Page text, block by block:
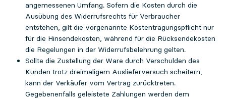
angemessenen Umfang. Sofern die Kosten durch die
Ausübung des Widerrufsrechts für Verbraucher
entstehen, gilt die vorgenannte Kostentragungspflicht nur
für die Hinsendekosten, während für die Rücksendekosten
die Regelungen in der Widerrufsbelehrung gelten.
Sollte die Zustellung der Ware durch Verschulden des
Kunden trotz dreimaligem Auslieferversuch scheitern,
kann der Verkäufer vom Vertrag zurücktreten.
Gegebenenfalls geleistete Zahlungen werden dem